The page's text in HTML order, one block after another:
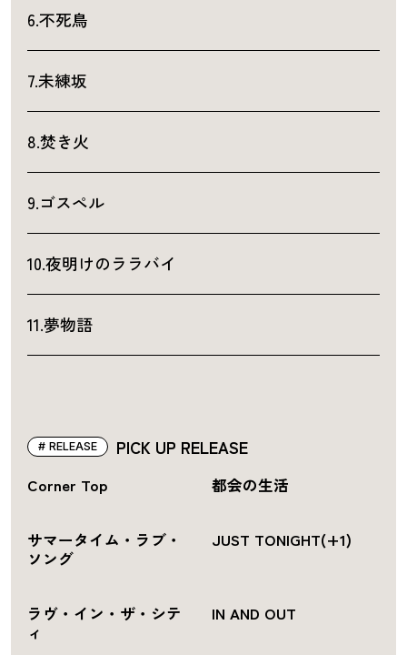
6.不死鳥
7.未練坂
8.焚き火
9.ゴスペル
10.夜明けのララバイ
11.夢物語
PICK UP RELEASE
RELEASE
Corner Top 都会の生活
サマータイム・ラブ・
ソング
JUST TONIGHT(+1)
ラヴ・イン・ザ・シテ
ィ
IN AND OUT